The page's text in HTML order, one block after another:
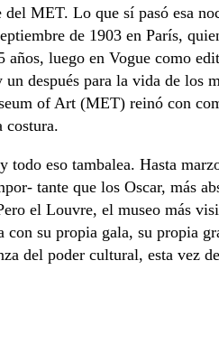
del MET. Lo que sí pasó esa
de 1903 en París,
años, luego en Vogue como
un después para la vida de los
of Art (MET) reinó con
costura.
todo eso tambalea. Hasta
tante que los Oscar, más
el Louvre, el museo más
con su propia gala, su propia
del poder cultural, esta vez